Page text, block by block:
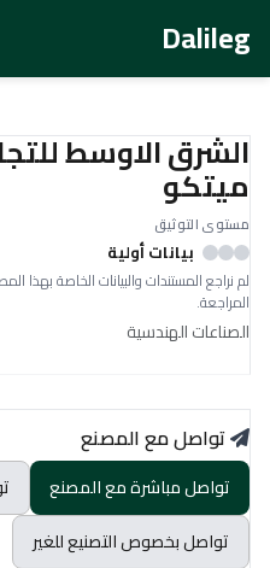
Dalileg
الشرق الاوسط
ميتكو
مستوى التوثيق
بيانات أولية
لم نراجع المستندات والبيانات الخاصة بهذا
المراجعة.
الصناعات الهندسية
تواصل مع المصنع
تواصل مباشرة مع المصنع
تواصل بخصوص التصنيع للغير